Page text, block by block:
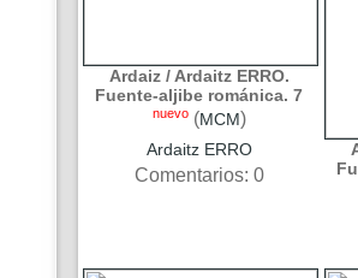
Ardaiz / Ardaitz ERRO.
Fuente-aljibe románica. 7
nuevo (MCM)
Ardaitz ERRO
Comentarios: 0